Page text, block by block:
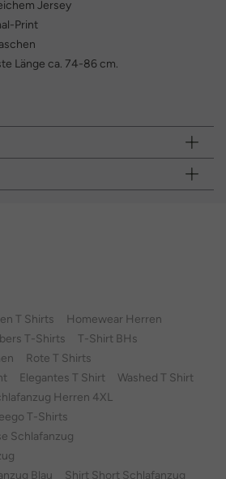
Jersey
Print
Länge ca. 74-86 cm.
T Shirts
Homewear Herren
T-Shirts
T-Shirt BHs
Rote T Shirts
Elegantes T Shirt
Washed T Shirt
Herren 4XL
T-Shirts
Schlafanzug
Blau
Shirt Short Schlafanzug